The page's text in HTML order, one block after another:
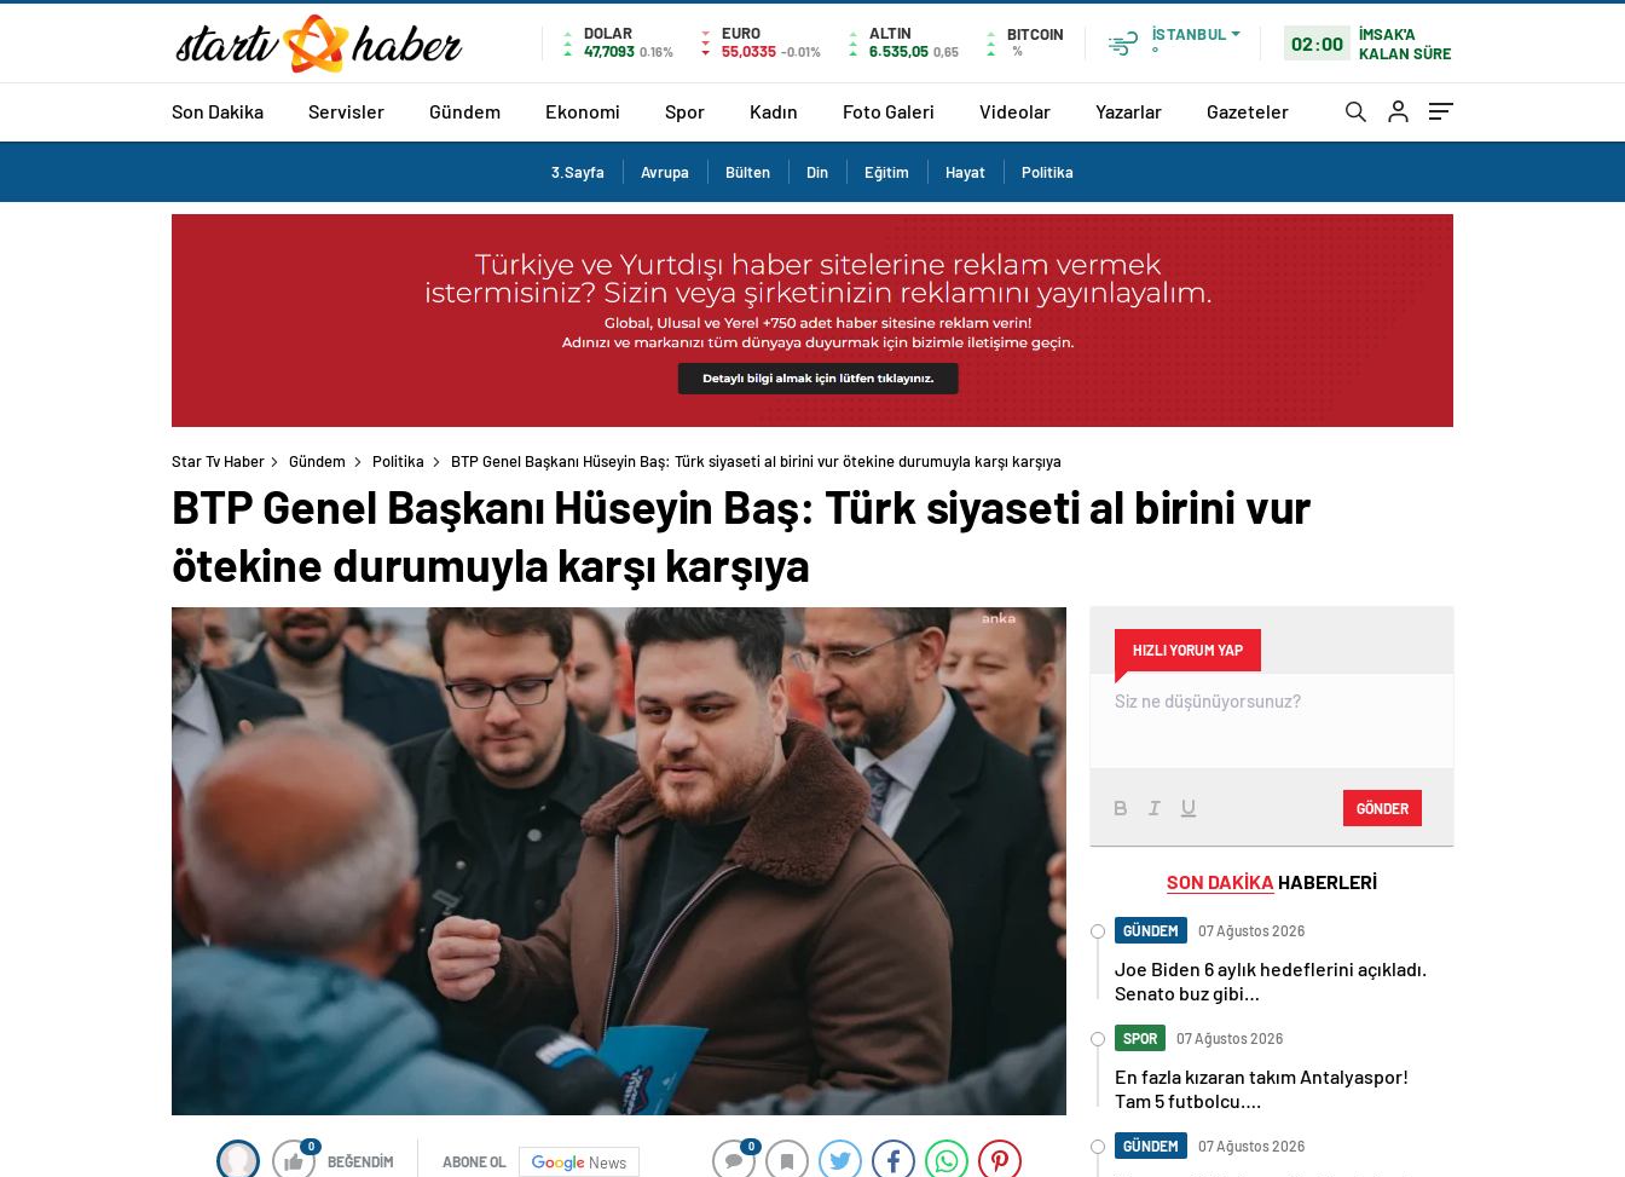
DOLAR
47,7093 0.16%
EURO
55,0335 -0.01%
ALTIN
6.535,05 0,65
BITCOIN
%
İSTANBUL
°
02:00
İMSAK'A
KALAN SÜRE
Son Dakika Servisler Gündem Ekonomi Spor Kadın Foto Galeri Videolar Yazarlar Gazeteler
3.Sayfa Avrupa Bülten Din Eğitim Hayat Politika
Star Tv Haber Gündem Politika BTP Genel Başkanı Hüseyin Baş: Türk siyaseti al birini vur ötekine durumuyla karşı karşıya
BTP Genel Başkanı Hüseyin Baş: Türk siyaseti al birini vur
ötekine durumuyla karşı karşıya
0
BEĞENDİM ABONE OL News
0
HIZLI YORUM YAP
GÖNDER
SON DAKİKA HABERLERİ
GÜNDEM 07 Ağustos 2026
Joe Biden 6 aylık hedeflerini açıkladı.
Senato buz gibi…
SPOR 07 Ağustos 2026
En fazla kızaran takım Antalyaspor!
Tam 5 futbolcu….
GÜNDEM 07 Ağustos 2026